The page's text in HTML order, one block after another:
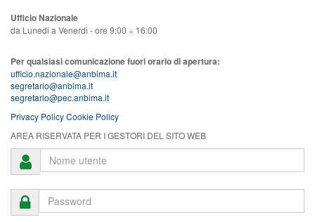
Ufficio Nazionale
da Lunedi a Venerdi - ore 9:00 ÷ 16:00
Per qualsiasi comunicazione fuori orario di apertura:
ufficio.nazionale@anbima.it
segretario@anbima.it
segretario@pec.anbima.it
Privacy PolicyCookie Policy
AREA RISERVATA PER I GESTORI DEL SITO WEB